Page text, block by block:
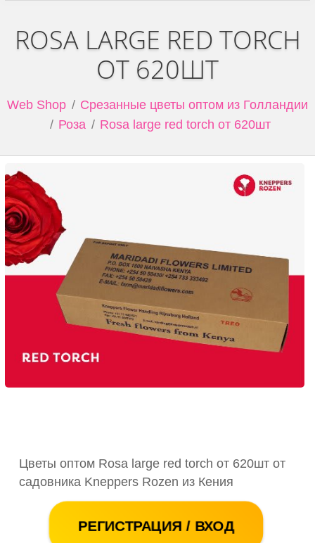
ROSA LARGE RED TORCH
ОТ 620ШТ
Web Shop
Срезанные цветы оптом из Голландии
Роза
Rosa large red torch от 620шт
Цветы оптом Rosa large red torch от 620шт от
садовника Kneppers Rozen из Кения
РЕГИСТРАЦИЯ / ВХОД